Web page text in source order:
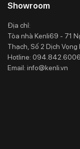
Showroom
Địa chỉ:
Tòa nhà Kenli69 - 71
Thạch, Số 2 Dịch Vọng
Hotline: 094.842.6006
Email: info@kenli.vn